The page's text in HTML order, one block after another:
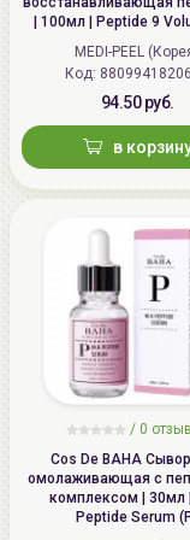
Импортер в
Беларусь:
| 100мл | Peptide 9
TOX Ampoule
MEDI-PEEL
Код:
94.50 руб.
в
/ 0
Cos De BAHA
омолаживающая с
комплексом | 30мл
Peptide Serum